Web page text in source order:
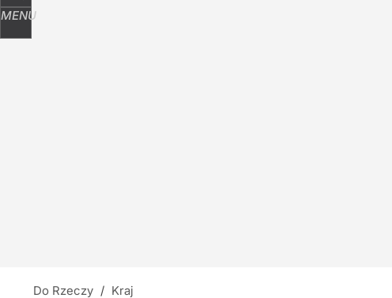
MENU
Do Rzeczy / Kraj